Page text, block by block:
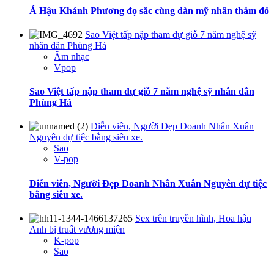
Á Hậu Khánh Phương đọ sắc cùng dàn mỹ nhân thảm đỏ
Sao Việt tấp nập tham dự giỗ 7 năm nghệ sỹ
nhân dân Phùng Há
Âm nhạc
Vpop
Sao Việt tấp nập tham dự giỗ 7 năm nghệ sỹ nhân dân
Phùng Há
Diễn viên, Người Đẹp Doanh Nhân Xuân
Nguyên dự tiệc bằng siêu xe.
Sao
V-pop
Diễn viên, Người Đẹp Doanh Nhân Xuân Nguyên dự tiệc
bằng siêu xe.
Sex trên truyền hình, Hoa hậu
Anh bị truất vương miện
K-pop
Sao